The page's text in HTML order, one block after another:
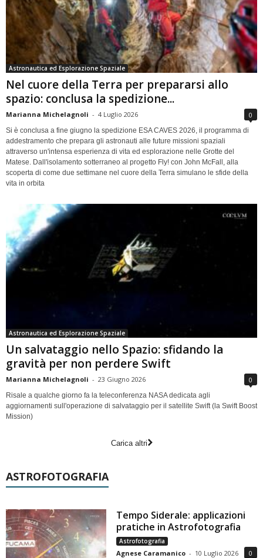
Astronautica ed Esplorazione Spaziale
Nel cuore della Terra per prepararsi allo
spazio: conclusa la spedizione...
Marianna Michelagnoli - 4 Luglio 2026 0
Si è conclusa a fine giugno la spedizione ESA CAVES 2026, il programma di
addestramento che prepara gli astronauti alle future missioni spaziali
attraverso un'intensa esperienza di vita ed esplorazione nelle Grotte del
Matese. Dall'isolamento sotterraneo al progetto Fly! con John McFall, alla
scoperta di come due settimane nel cuore della Terra simulano le sfide della
vita in orbita
Astronautica ed Esplorazione Spaziale
Un salvataggio nello Spazio: sfidando la
gravità per non perdere Swift
Marianna Michelagnoli - 23 Giugno 2026 0
Risale a qualche giorno fa la teleconferenza NASA dedicata agli
aggiornamenti sull'operazione di salvataggio per il satellite Swift (la Swift Boost
Mission)
Carica altri
ASTROFOTOGRAFIA
Tempo Siderale: applicazioni
pratiche in Astrofotografia
Astrofotografia
Agnese Caramanico - 10 Luglio 2026 0